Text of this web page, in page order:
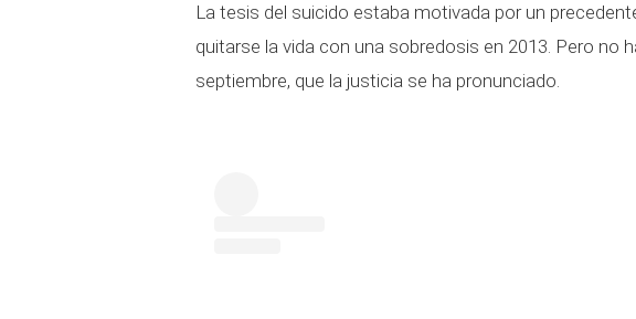
La tesis del suicido estaba motivada por un
quitarse la vida con una sobredosis en 2013. Pero no
septiembre, que la justicia se ha pronunciado.